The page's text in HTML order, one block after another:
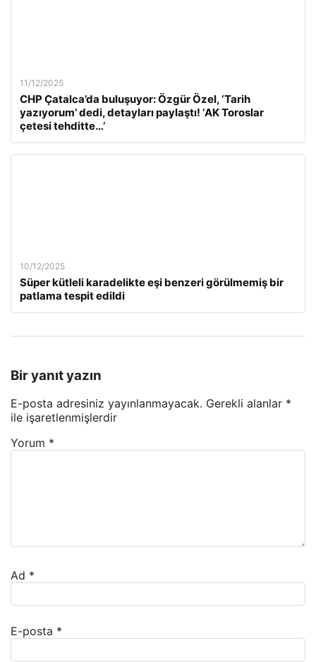
11/12/2025
CHP Çatalca’da buluşuyor: Özgür Özel, ‘Tarih
yazıyorum’ dedi, detayları paylaştı! ‘AK Toroslar
çetesi tehditte…’
10/12/2025
Süper kütleli karadelikte eşi benzeri görülmemiş bir
patlama tespit edildi
Bir yanıt yazın
E-posta adresiniz yayınlanmayacak. Gerekli alanlar *
ile işaretlenmişlerdir
Yorum *
Ad *
E-posta *